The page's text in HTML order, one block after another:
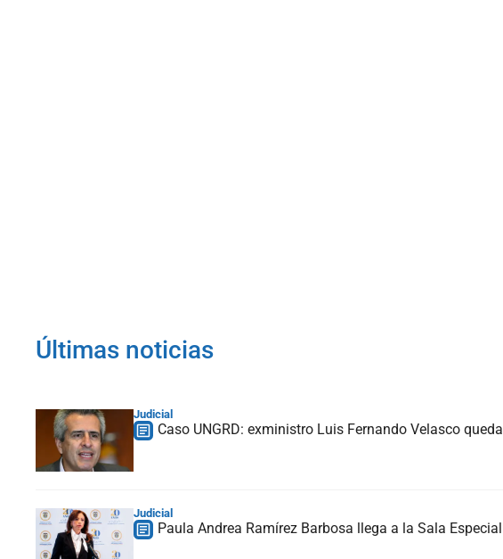
Últimas noticias
Judicial
Caso UNGRD: exministro Luis Fernando Velasco
Judicial
Paula Andrea Ramírez Barbosa llega a la Sala